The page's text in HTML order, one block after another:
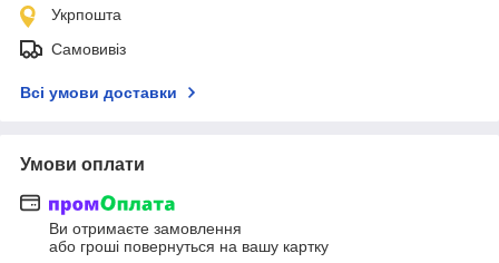
Укрпошта
Самовивіз
Всі умови доставки
Умови оплати
Ви отримаєте замовлення
або гроші повернуться на вашу картку